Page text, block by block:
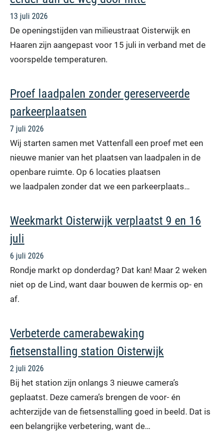
13 juli 2026
De openingstijden van milieustraat Oisterwijk en
Haaren zijn aangepast voor 15 juli in verband met de
voorspelde temperaturen.
Proef laadpalen zonder gereserveerde
parkeerplaatsen
7 juli 2026
Wij starten samen met Vattenfall een proef met een
nieuwe manier van het plaatsen van laadpalen in de
openbare ruimte. Op 6 locaties plaatsen
we laadpalen zonder dat we een parkeerplaats…
Weekmarkt Oisterwijk verplaatst 9 en 16
juli
6 juli 2026
Rondje markt op donderdag? Dat kan! Maar 2 weken
niet op de Lind, want daar bouwen de kermis op- en
af.
Verbeterde camerabewaking
fietsenstalling station Oisterwijk
2 juli 2026
Bij het station zijn onlangs 3 nieuwe camera’s
geplaatst. Deze camera’s brengen de voor- én
achterzijde van de fietsenstalling goed in beeld. Dat is
een belangrijke verbetering, want de…